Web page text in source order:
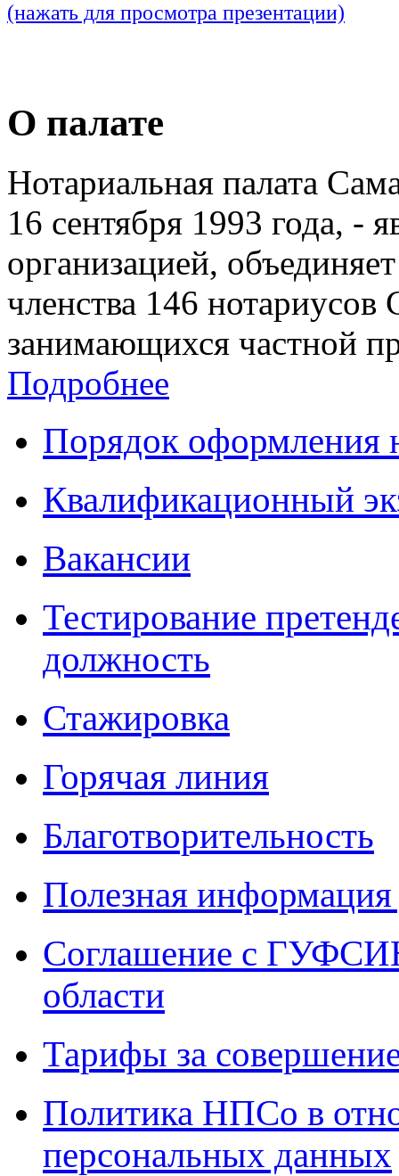
(нажать для просмотра презентации)
О палате
Нотариальная палата
16 сентября 1993 года, -
организацией,
членства 146 нотариусов
занимающихся частной
Подробнее
Порядок оформления
Квалификационный
Вакансии
Тестирование
должность
Стажировка
Горячая линия
Благотворительность
Полезная
Соглашение с
области
Тарифы за
Политика НПСо в
персональных данных